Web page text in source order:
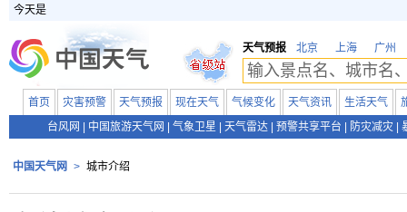
今天是
天气预报 北京 上海 广州
首页 灾害预警 天气预报 现在天气 气候变化 天气资讯 生活天气
台风网
中国旅游天气网 气象卫星 天气雷达 预警共享平台 防灾减灾
中国天气网 > 城市介绍